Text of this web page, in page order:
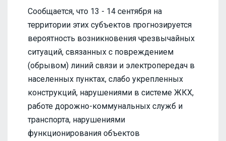
Сообщается, что 13 - 14 сентября на
территории этих субъектов прогнозируется
вероятность возникновения чрезвычайных
ситуаций, связанных с повреждением
(обрывом) линий связи и электропередач в
населенных пунктах, слабо укрепленных
конструкций, нарушениями в системе ЖКХ,
работе дорожно-коммунальных служб и
транспорта, нарушениями
функционирования объектов